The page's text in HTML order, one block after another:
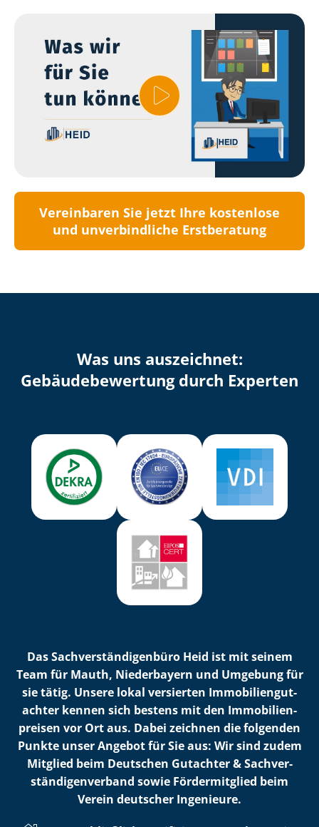
Vereinbaren Sie jetzt Ihre kostenlose
und unverbindliche Erstberatung
Was uns auszeichnet:
Ge­bäu­de­be­wer­tung durch Experten
Das Sach­ver­stän­di­gen­bü­ro Heid ist mit seinem
Team für Mauth, Niederbayern und Umgebung für
sie tätig. Unsere lokal versierten Im­mo­bi­li­en­gut­
ach­ter kennen sich bestens mit den Im­mo­bi­li­en­
prei­sen vor Ort aus. Dabei zeichnen die folgenden
Punkte unser Angebot für Sie aus: Wir sind zudem
Mitglied beim Deutschen Gutachter & Sach­ver­
stän­di­gen­ver­band sowie Fördermitglied beim
Verein deutscher Ingenieure.